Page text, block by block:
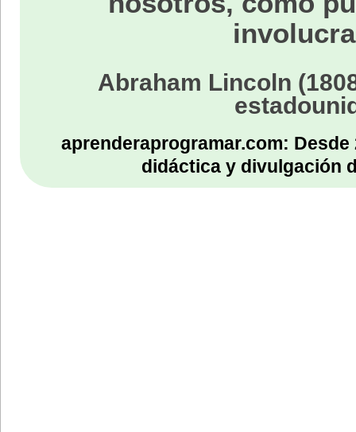
Abraham Lincoln
aprenderaprogramar.com:
didáctica y divulgación